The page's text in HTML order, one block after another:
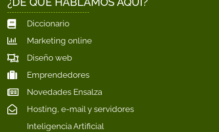
Diccionario
Marketing online
Diseño web
Emprendedores
Novedades Ensalza
Hosting, e-mail y servidores
Inteligencia Artificial